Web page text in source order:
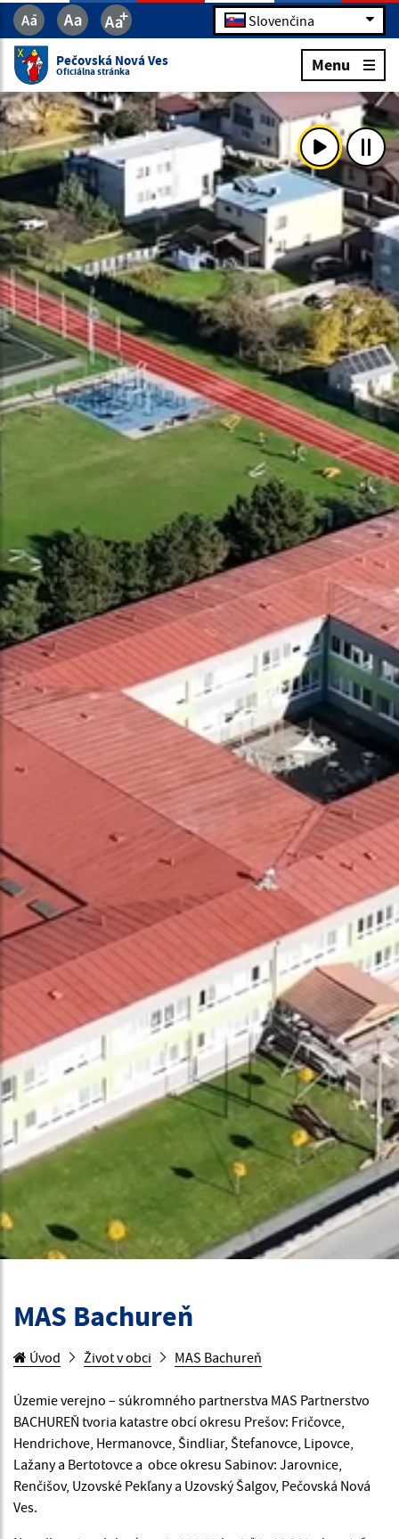
Slovenčina
Pečovská Nová Ves
Oficiálna stránka Menu
MAS Bachureň
Úvod Život v obci MAS Bachureň
Územie verejno – súkromného partnerstva MAS Partnerstvo
BACHUREŇ tvoria katastre obcí okresu Prešov: Fričovce,
Hendrichove, Hermanovce, Šindliar, Štefanovce, Lipovce,
Lažany a Bertotovce a obce okresu Sabinov: Jarovnice,
Renčišov, Uzovské Pekľany a Uzovský Šalgov, Pečovská Nová
Ves.